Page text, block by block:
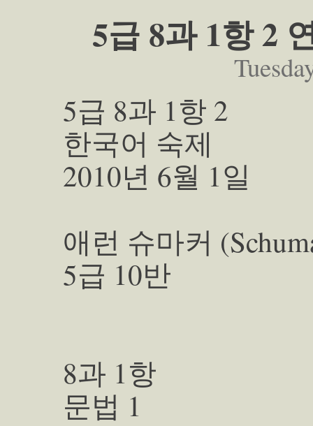
5급 8과 1항 2
5급 8과 1항 2
한국어 숙제
2010년 6월 1일
애런 슈마커
5급 10반
8과 1항
문법 1